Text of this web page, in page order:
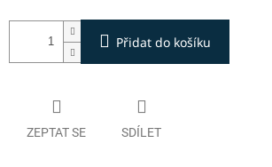
Přidat do košíku
ZEPTAT SE SDÍLET